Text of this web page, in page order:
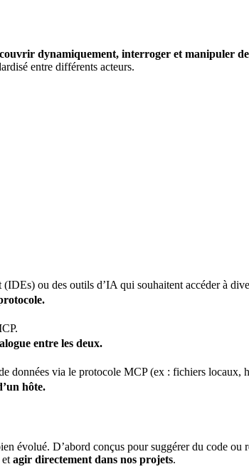
dynamiquement, interroger et manipuler
entre différents acteurs.
ou des outils d’IA qui souhaitent accéder à
entre les deux.
données via le protocole MCP (ex : fichiers locaux,
hôte.
évolué. D’abord conçus pour suggérer du code ou
et agir directement dans nos projets.